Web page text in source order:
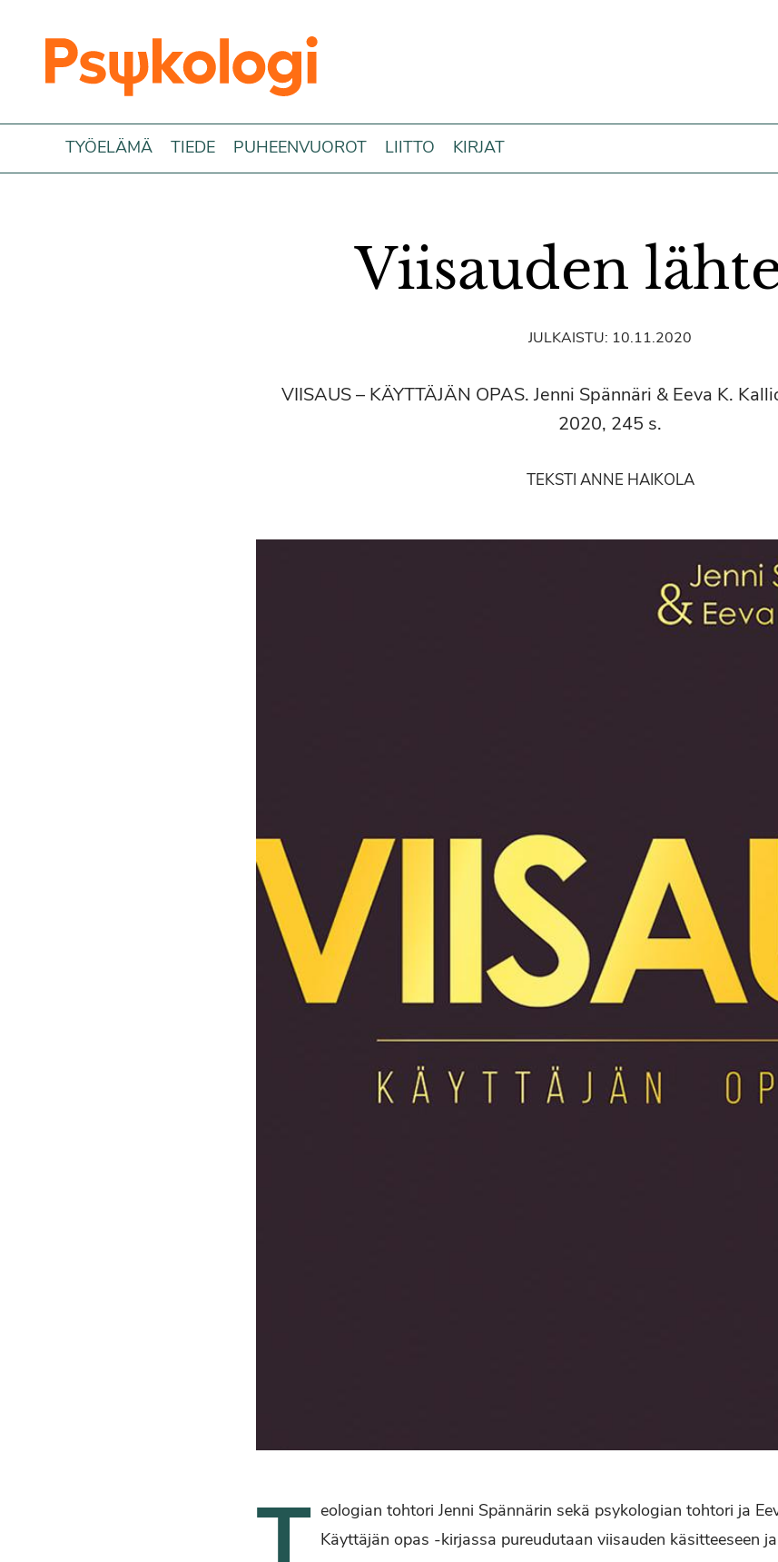
TYÖELÄMÄ TIEDE PUHEENVUOROT LIITTO KIRJAT
Viisauden
JULKAISTU: 10.11.2020
VIISAUS – KÄYTTÄJÄN OPAS. Jenni Spännäri & Eeva K.
2020, 245 s.
TEKSTI ANNE HAIKOLA
eologian tohtori Jenni Spännärin sekä psykologian tohtori ja
Käyttäjän opas -kirjassa pureudutaan viisauden käsitteeseen